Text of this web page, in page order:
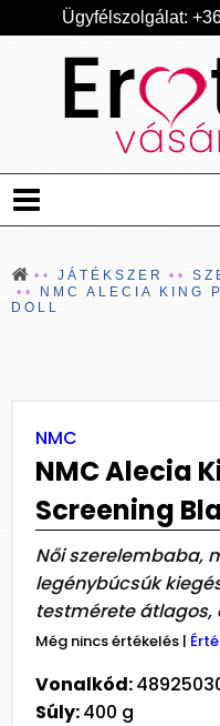
Ügyfélszolgálat:
JÁTÉKSZER
NMC ALECIA KING
DOLL
NMC
NMC Alecia
Screening
Női szerelembaba,
legénybúcsúk
testmérete átlagos,
Még nincs értékelés |
Vonalkód:
Súly:400 g